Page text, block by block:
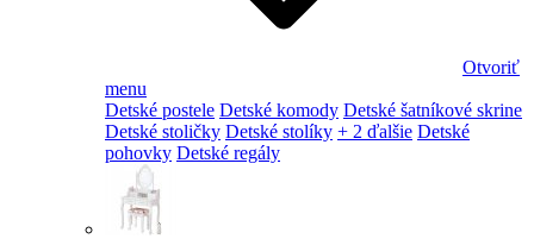
Otvoriť
menu
Detské postele Detské komody Detské šatníkové skrine
Detské stoličky Detské stolíky + 2 ďalšie Detské
pohovky Detské regály